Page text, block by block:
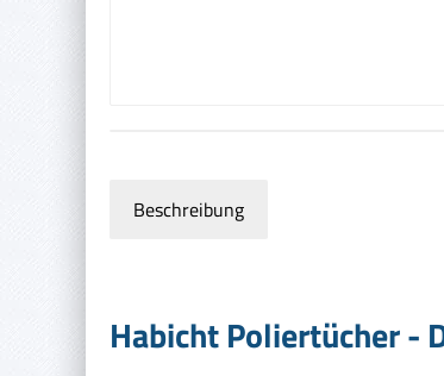
Beschreibung
Habicht Poliertücher -